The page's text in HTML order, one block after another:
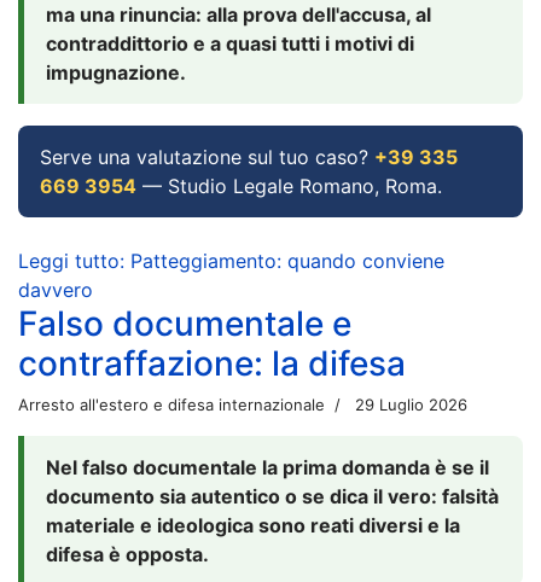
ma una rinuncia: alla prova dell'accusa, al
contraddittorio e a quasi tutti i motivi di
impugnazione.
Serve una valutazione sul tuo caso? +39 335
669 3954 — Studio Legale Romano, Roma.
Leggi tutto: Patteggiamento: quando conviene
davvero
Falso documentale e
contraffazione: la difesa
Arresto all'estero e difesa internazionale 29 Luglio 2026
Nel falso documentale la prima domanda è se il
documento sia autentico o se dica il vero: falsità
materiale e ideologica sono reati diversi e la
difesa è opposta.